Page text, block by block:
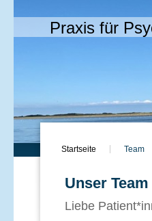
Praxis für
Startseite Team
Unser Team
Liebe